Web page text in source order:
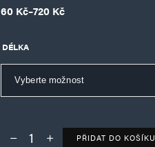
60 Kč–720 Kč
Rozpětí cen: 60 Kč až 720 Kč
DÉLKA
PŘIDAT DO KOŠÍKU